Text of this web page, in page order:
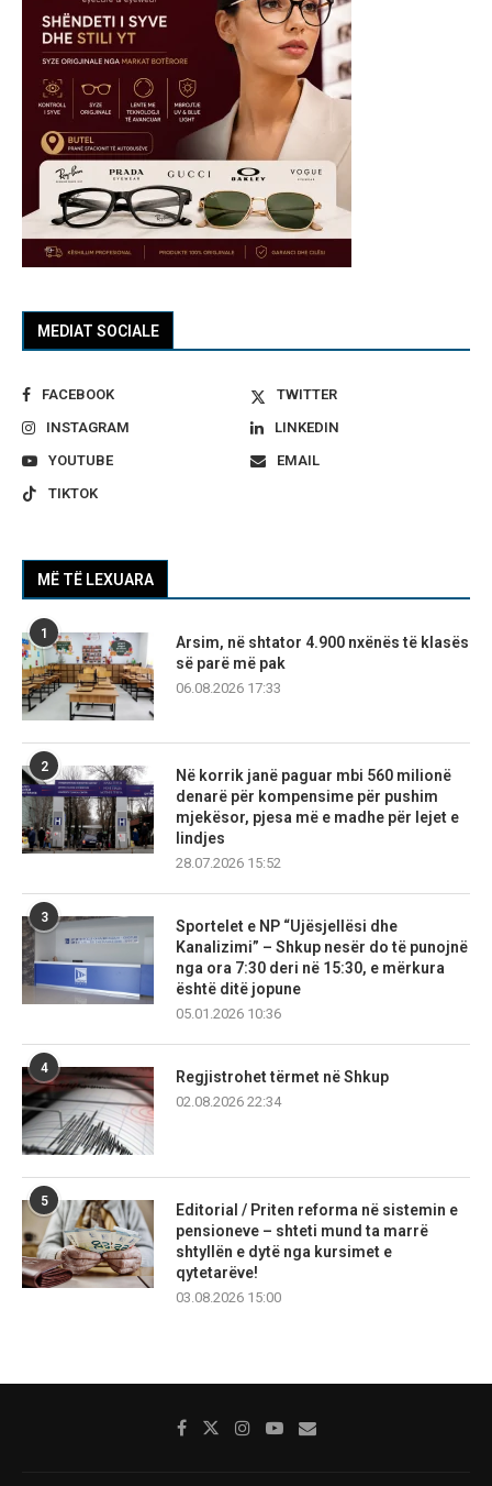
MEDIAT SOCIALE
FACEBOOK
TWITTER
INSTAGRAM
LINKEDIN
YOUTUBE
EMAIL
TIKTOK
MË TË LEXUARA
1
Arsim, në shtator 4.900 nxënës të klasës
së parë më pak
06.08.2026 17:33
2
Në korrik janë paguar mbi 560 milionë
denarë për kompensime për pushim
mjekësor, pjesa më e madhe për lejet e
lindjes
28.07.2026 15:52
3
Sportelet e NP “Ujësjellësi dhe
Kanalizimi” – Shkup nesër do të punojnë
nga ora 7:30 deri në 15:30, e mërkura
është ditë jopune
05.01.2026 10:36
4
Regjistrohet tërmet në Shkup
02.08.2026 22:34
5
Editorial / Priten reforma në sistemin e
pensioneve – shteti mund ta marrë
shtyllën e dytë nga kursimet e
qytetarëve!
03.08.2026 15:00